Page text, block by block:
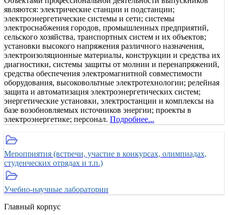
являются: электрические станции и подстанции;
электроэнергетические системы и сети; системы
электроснабжения городов, промышленных предприятий,
сельского хозяйства, транспортных систем и их объектов;
установки высокого напряжения различного назначения,
электроизоляционные материалы, конструкции и средства их
диагностики, системы защиты от молнии и перенапряжений,
средства обеспечения электромагнитной совместимости
оборудования, высоковольтные электротехнологии; релейная
защита и автоматизация электроэнергетических систем;
энергетические установки, электростанции и комплексы на
базе возобновляемых источников энергии; проекты в
электроэнергетике; персонал. Подробнее...
Мероприятия (встречи, участие в конкурсах, олимпиадах,
студенческих отрядах и т.п.)
Учебно-научные лаборатории
Главный корпус